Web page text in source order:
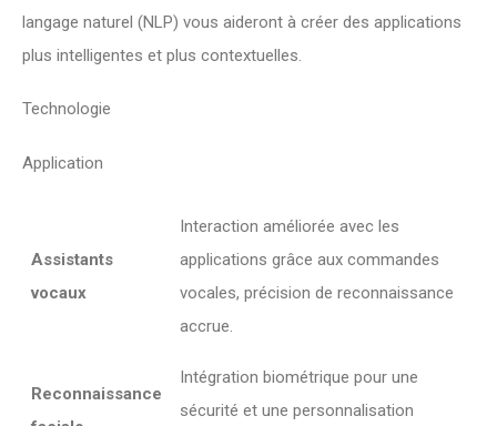
langage naturel (NLP) vous aideront à créer des applications
plus intelligentes et plus contextuelles.
Technologie
Application
Assistants
vocaux
Interaction améliorée avec les
applications grâce aux commandes
vocales, précision de reconnaissance
accrue.
Reconnaissance
Intégration biométrique pour une
sécurité et une personnalisation